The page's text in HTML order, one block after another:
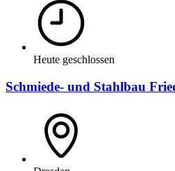
Heute geschlossen
Schmiede- und Stahlbau